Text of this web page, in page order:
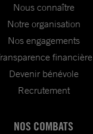
Nous connaître
Notre organisation
Nos engagements
financière
Devenir bénévole
Recrutement
NOS COMBATS